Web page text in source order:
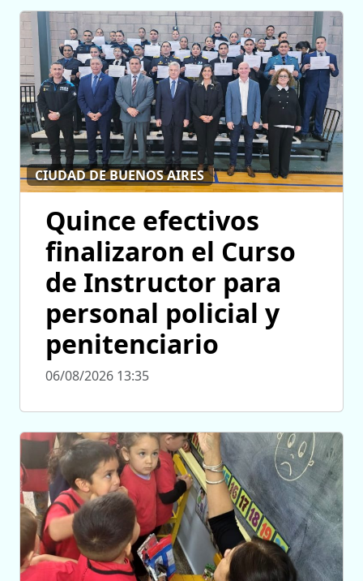
CIUDAD DE BUENOS AIRES
Quince efectivos
finalizaron el Curso
de Instructor para
personal policial y
penitenciario
06/08/2026 13:35